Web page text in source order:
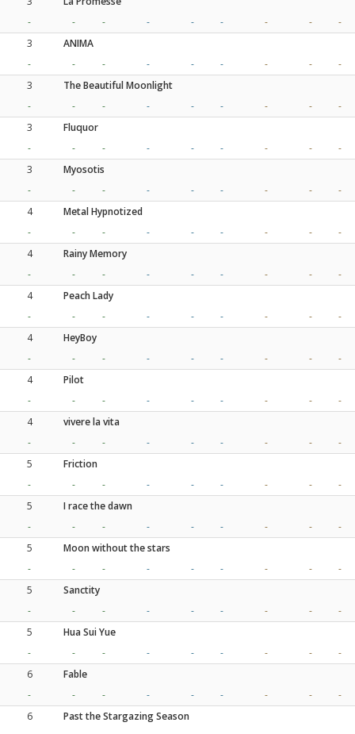
-
- - - - - - -
-
3
ANIMA
-
- - - - - - -
-
3
The Beautiful Moonlight
-
- - - - - - -
-
3
Fluquor
-
- - - - - - -
-
3
Myosotis
-
- - - - - - -
-
4
Metal Hypnotized
-
- - - - - - -
-
4
Rainy Memory
-
- - - - - - -
-
4
Peach Lady
-
- - - - - - -
-
4
HeyBoy
-
- - - - - - -
-
4
Pilot
-
- - - - - - -
-
4
vivere la vita
-
- - - - - - -
-
5
Friction
-
- - - - - - -
-
5
I race the dawn
-
- - - - - - -
-
5
Moon without the stars
-
- - - - - - -
-
5
Sanctity
-
- - - - - - -
-
5
Hua Sui Yue
-
- - - - - - -
-
6
Fable
-
- - - - - - -
-
6
Past the Stargazing Season